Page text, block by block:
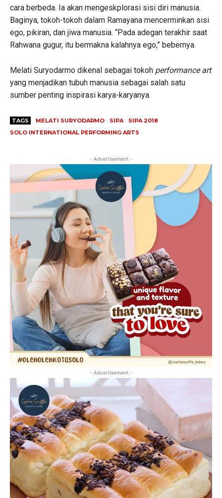
cara berbeda. Ia akan mengeskplorasi sisi diri manusia.
Baginya, tokoh-tokoh dalam Ramayana mencerminkan sisi
ego, pikiran, dan jiwa manusia. “Pada adegan terakhir saat
Rahwana gugur, itu bermakna kalahnya ego,” bebernya.
Melati Suryodarmo dikenal sebagai tokoh performance art
yang menjadikan tubuh manusia sebagai salah satu
sumber penting inspirasi karya-karyanya.
TAGS MELATI SURYODARMO SIPA
SIPA 2018
SOLO INTERNATIONAL PERFORMING ARTS
- Advertisement -
- Advertisement -